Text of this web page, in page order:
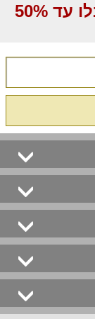
הירשמו לעדכונים במייל וקבלו עד 50%